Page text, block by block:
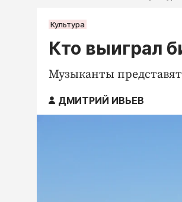
Культура
Кто выиграл
Музыканты
ДМИТРИЙ ИВЬЕВ